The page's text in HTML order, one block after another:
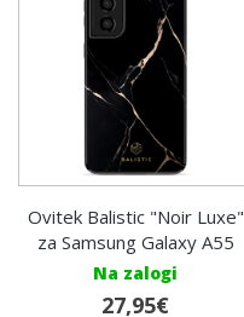
Ovitek Balistic "Noir Luxe"
za Samsung Galaxy A55
Na zalogi
27,95€